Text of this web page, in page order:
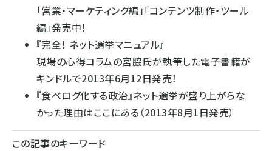
「営業・マーケティング編」「コンテンツ制作・ツール
編」発売中！
『完全！ ネット選挙マニュアル』
現場の心得コラムの宮脇氏が執筆した電子書籍が
キンドルで2013年6月12日発売！
『食べログ化する政治』ネット選挙が盛り上がらな
かった理由はここにある（2013年8月1日発売）
この記事のキーワード